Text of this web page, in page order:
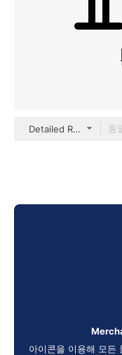
Detailed Rounded
아이콘을 이용해 모든